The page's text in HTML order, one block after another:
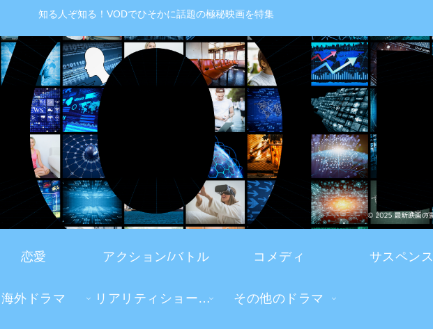
知る人ぞ知る！VODでひそかに話題の極秘映画を特集
恋愛 アクション/バトル コメディ サスペンス
海外ドラマ リアリティショー・TV番組 その他のドラマ